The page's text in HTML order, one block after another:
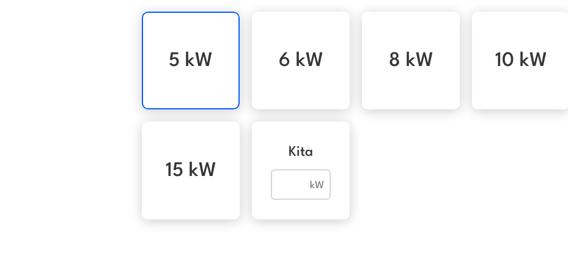
5 kW 6 kW 8 kW 10 kW
15 kW
Kita